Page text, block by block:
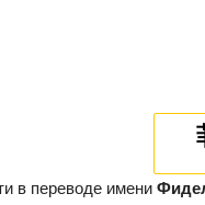
в переводе имени